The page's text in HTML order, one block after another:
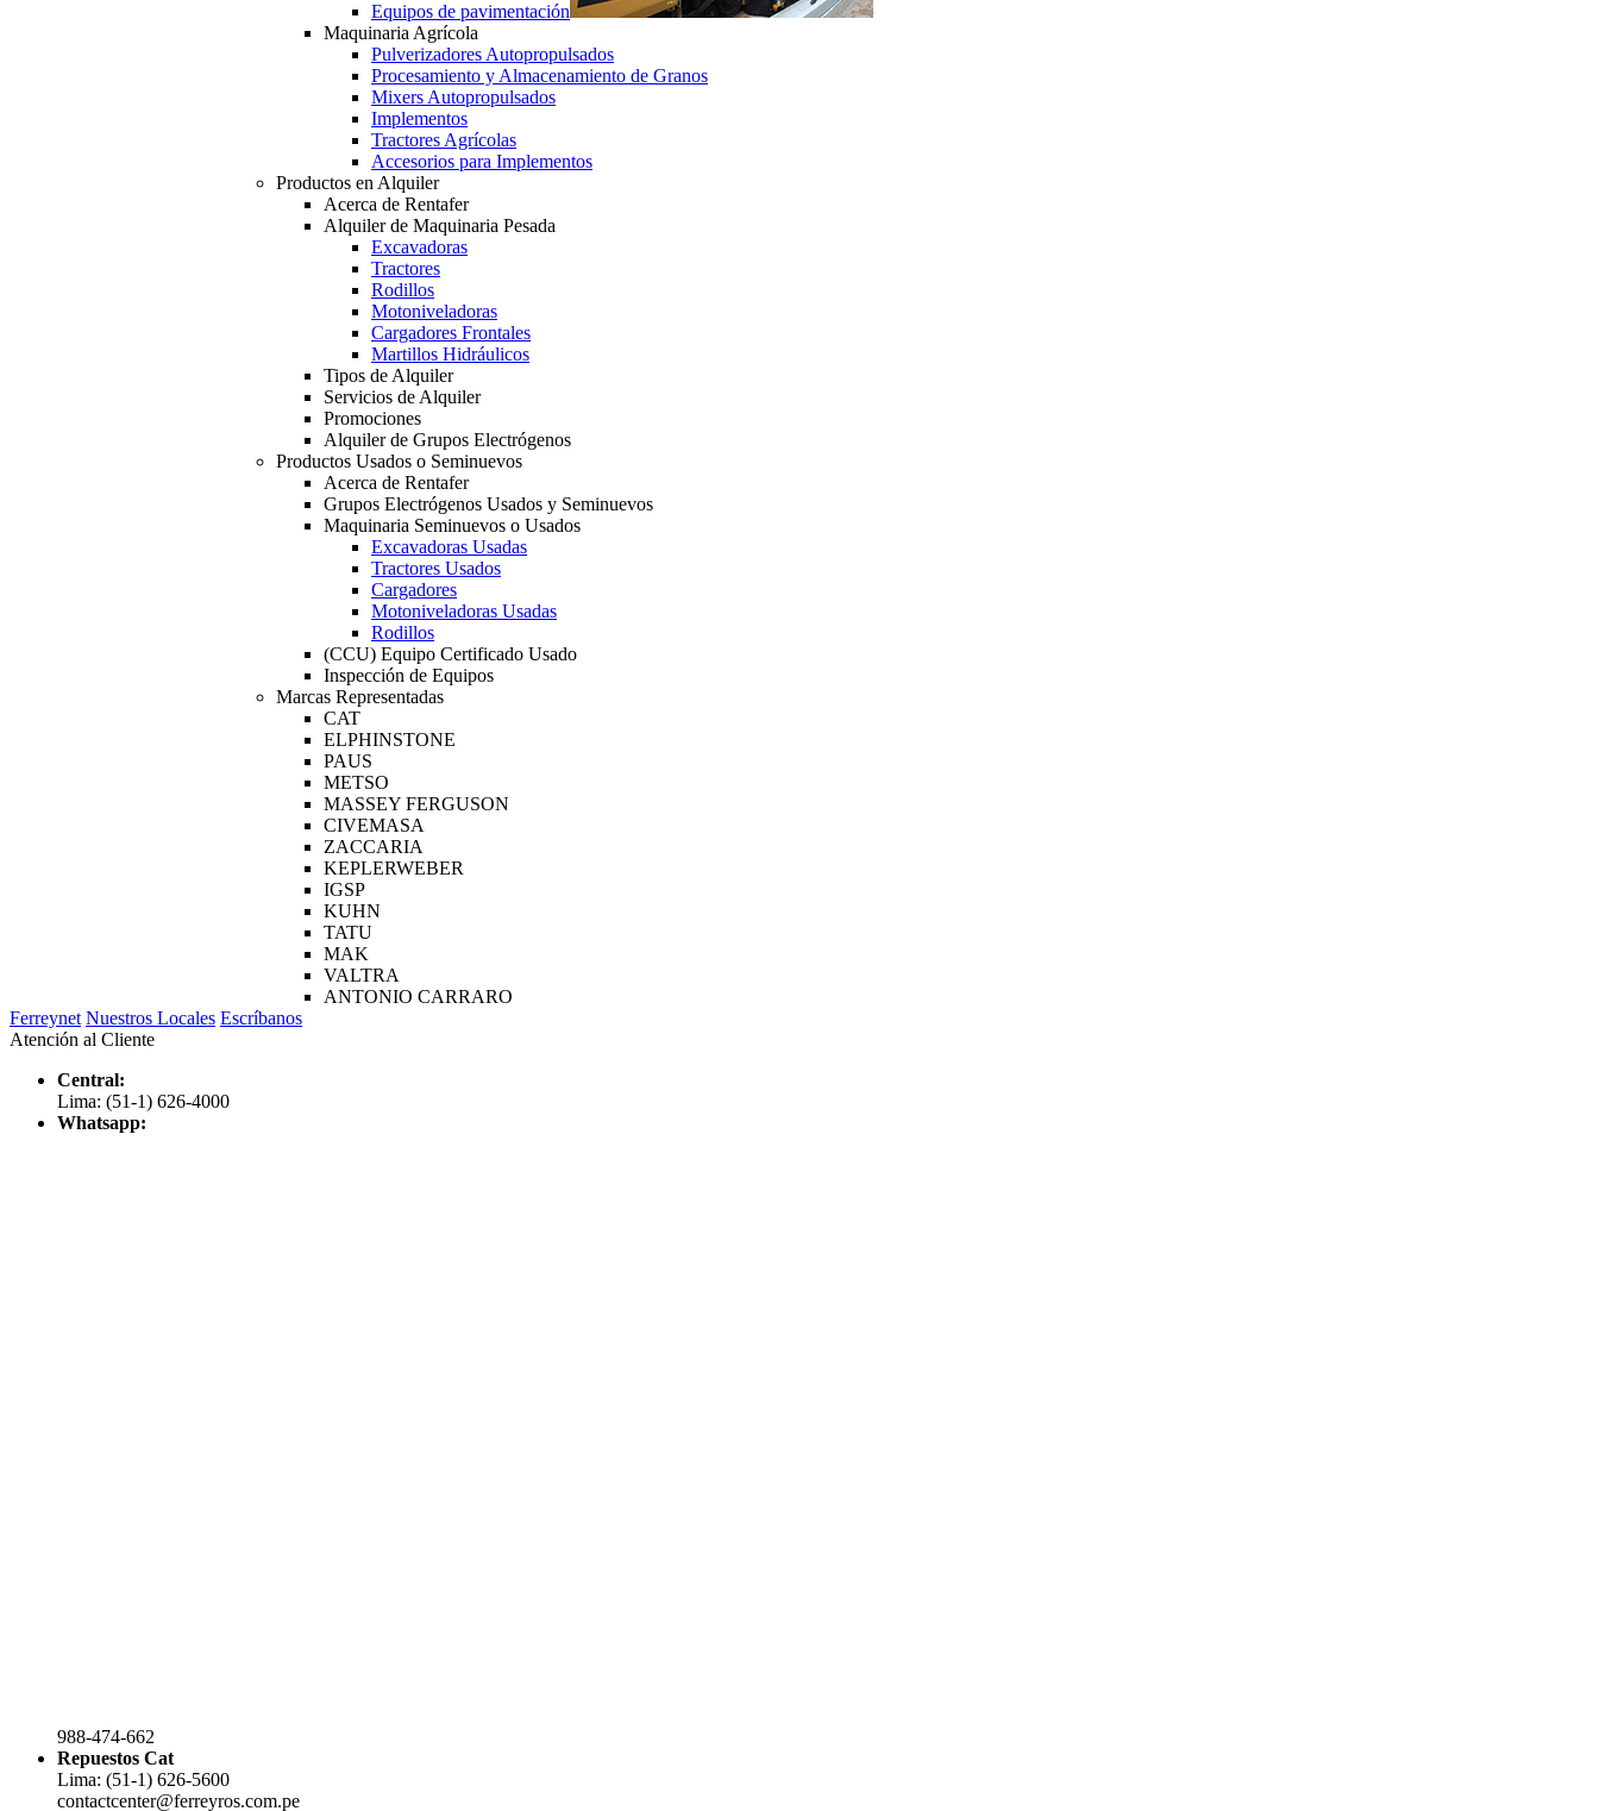
Equipos de pavimentación
Maquinaria Agrícola
Pulverizadores Autopropulsados
Procesamiento y Almacenamiento de Granos
Mixers Autopropulsados
Implementos
Tractores Agrícolas
Accesorios para Implementos
Productos en Alquiler
Acerca de Rentafer
Alquiler de Maquinaria Pesada
Excavadoras
Tractores
Rodillos
Motoniveladoras
Cargadores Frontales
Martillos Hidráulicos
Tipos de Alquiler
Servicios de Alquiler
Promociones
Alquiler de Grupos Electrógenos
Productos Usados o Seminuevos
Acerca de Rentafer
Grupos Electrógenos Usados y Seminuevos
Maquinaria Seminuevos o Usados
Excavadoras Usadas
Tractores Usados
Cargadores
Motoniveladoras Usadas
Rodillos
(CCU) Equipo Certificado Usado
Inspección de Equipos
Marcas Representadas
CAT
ELPHINSTONE
PAUS
METSO
MASSEY FERGUSON
CIVEMASA
ZACCARIA
KEPLERWEBER
IGSP
KUHN
TATU
MAK
VALTRA
ANTONIO CARRARO
Ferreynet Nuestros Locales Escríbanos
Atención al Cliente
Central:
Lima: (51-1) 626-4000
Whatsapp:
988-474-662
Repuestos Cat
Lima: (51-1) 626-5600
contactcenter@ferreyros.com.pe